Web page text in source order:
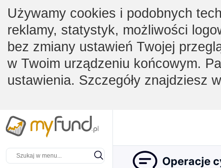
Używamy cookies i podobnych
reklamy, statystyk, możliwości
bez zmiany ustawień Twojej
w Twoim urządzeniu końcowym.
ustawienia. Szczegóły znajdziesz
Operacje